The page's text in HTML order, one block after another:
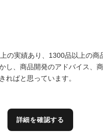
の実績あり、1300品以上の
し、商品開発のアドバイス、
ればと思っています。
詳細を確認する